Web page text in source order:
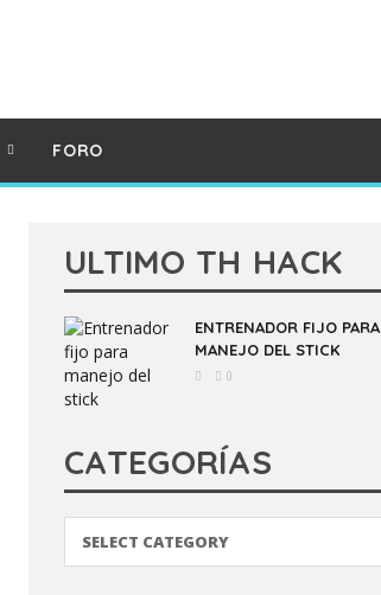
FORO
ULTIMO TH HACK
ENTRENADOR FIJO PARA
MANEJO DEL STICK
0
CATEGORÍAS